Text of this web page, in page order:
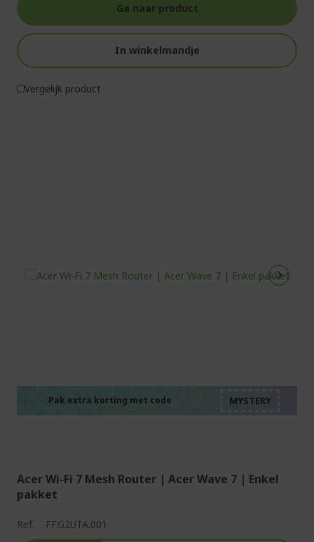
Ga naar product
In winkelmandje
Vergelijk product
Pak extra korting met code
Acer Wi-Fi 7 Mesh Router | Acer Wave 7 | Enkel
pakket
Ref. FF.G2UTA.001